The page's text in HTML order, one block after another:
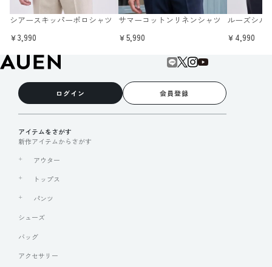
シアースキッパーポロシャツ
￥3,990
サマーコットンリネンシャツ
￥5,990
ルーズシル
￥4,990
ログイン 会員登録
アイテムをさがす
新作アイテムからさがす
アウター
トップス
パンツ
シューズ
バッグ
アクセサリー